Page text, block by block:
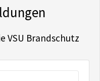
VSU Brandschutz